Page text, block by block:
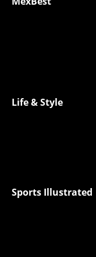
Life & Style
Sports Illustrated